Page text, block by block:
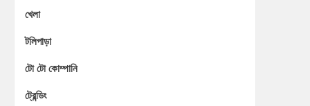
খেলা
টলিপাড়া
টো টো কোম্পানি
ট্রেন্ডিং